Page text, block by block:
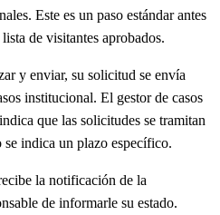
Este es un paso estándar antes
de visitantes aprobados.
y enviar, su solicitud se envía
institucional. El gestor de casos
que las solicitudes se tramitan
indica un plazo específico.
la notificación de la
de informarle su estado.